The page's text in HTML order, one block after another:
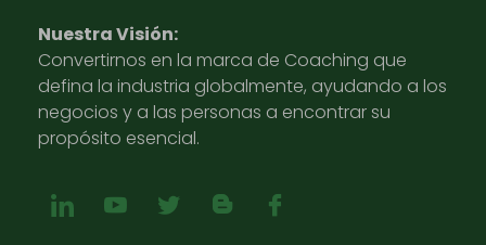
Nuestra Visión:
Convertirnos en la marca de Coaching que
defina la industria globalmente, ayudando a los
negocios y a las personas a encontrar su
propósito esencial.